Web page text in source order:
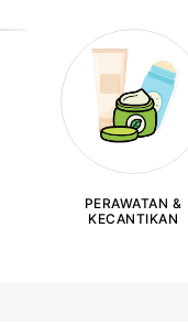
PERAWATAN &
KECANTIKAN